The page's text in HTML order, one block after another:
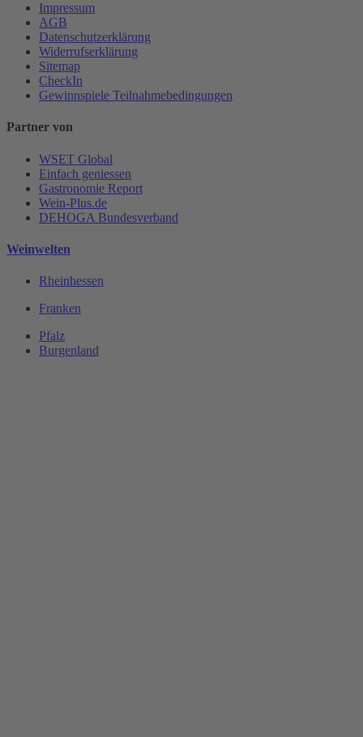
Impressum
AGB
Datenschutzerklärung
Widerrufserklärung
Sitemap
CheckIn
Gewinnspiele Teilnahmebedingungen
Partner von
WSET Global
Einfach geniessen
Gastronomie Report
Wein-Plus.de
DEHOGA Bundesverband
Weinwelten
Rheinhessen
Franken
Pfalz
Burgenland